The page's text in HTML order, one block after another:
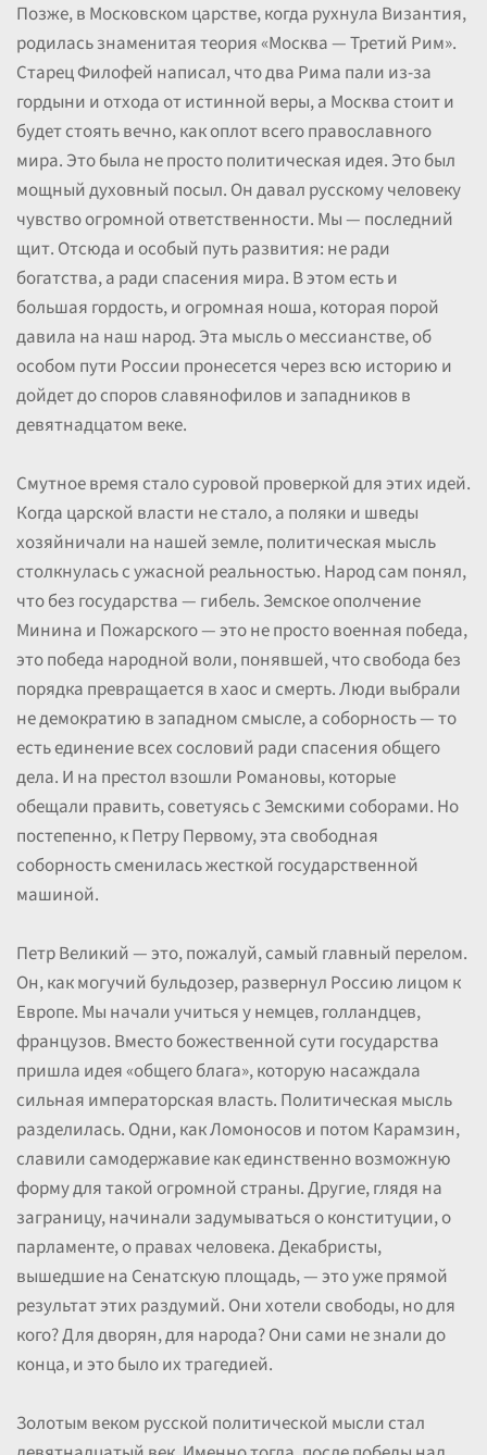
Позже, в Московском царстве, когда рухнула Византия,
родилась знаменитая теория «Москва — Третий Рим».
Старец Филофей написал, что два Рима пали из-за
гордыни и отхода от истинной веры, а Москва стоит и
будет стоять вечно, как оплот всего православного
мира. Это была не просто политическая идея. Это был
мощный духовный посыл. Он давал русскому человеку
чувство огромной ответственности. Мы — последний
щит. Отсюда и особый путь развития: не ради
богатства, а ради спасения мира. В этом есть и
большая гордость, и огромная ноша, которая порой
давила на наш народ. Эта мысль о мессианстве, об
особом пути России пронесется через всю историю и
дойдет до споров славянофилов и западников в
девятнадцатом веке.
Смутное время стало суровой проверкой для этих идей.
Когда царской власти не стало, а поляки и шведы
хозяйничали на нашей земле, политическая мысль
столкнулась с ужасной реальностью. Народ сам понял,
что без государства — гибель. Земское ополчение
Минина и Пожарского — это не просто военная победа,
это победа народной воли, понявшей, что свобода без
порядка превращается в хаос и смерть. Люди выбрали
не демократию в западном смысле, а соборность — то
есть единение всех сословий ради спасения общего
дела. И на престол взошли Романовы, которые
обещали править, советуясь с Земскими соборами. Но
постепенно, к Петру Первому, эта свободная
соборность сменилась жесткой государственной
машиной.
Петр Великий — это, пожалуй, самый главный перелом.
Он, как могучий бульдозер, развернул Россию лицом к
Европе. Мы начали учиться у немцев, голландцев,
французов. Вместо божественной сути государства
пришла идея «общего блага», которую насаждала
сильная императорская власть. Политическая мысль
разделилась. Одни, как Ломоносов и потом Карамзин,
славили самодержавие как единственно возможную
форму для такой огромной страны. Другие, глядя на
заграницу, начинали задумываться о конституции, о
парламенте, о правах человека. Декабристы,
вышедшие на Сенатскую площадь, — это уже прямой
результат этих раздумий. Они хотели свободы, но для
кого? Для дворян, для народа? Они сами не знали до
конца, и это было их трагедией.
Золотым веком русской политической мысли стал